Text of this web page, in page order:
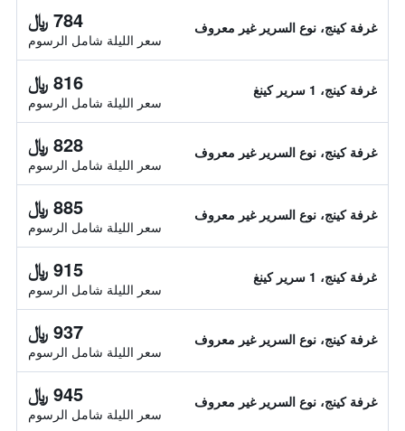
غرفة كينج، نوع السرير غير معروف 784 ﷼
سعر الليلة شامل الرسوم
غرفة كينج، 1 سرير كينغ 816 ﷼
سعر الليلة شامل الرسوم
غرفة كينج، نوع السرير غير معروف 828 ﷼
سعر الليلة شامل الرسوم
غرفة كينج، نوع السرير غير معروف 885 ﷼
سعر الليلة شامل الرسوم
غرفة كينج، 1 سرير كينغ 915 ﷼
سعر الليلة شامل الرسوم
غرفة كينج، نوع السرير غير معروف 937 ﷼
سعر الليلة شامل الرسوم
غرفة كينج، نوع السرير غير معروف 945 ﷼
سعر الليلة شامل الرسوم